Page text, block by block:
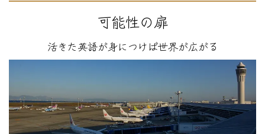
可能性の扉
活きた英語が身につけば世界が広がる